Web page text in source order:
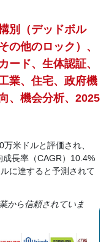
別（デッドボル
の他のロック）、
ード、生体認証、
業、住宅、政府機
、機会分析、2025
米ドルと評価され、
長率（CAGR）10.4%
に達すると予測されて
から信頼されていま